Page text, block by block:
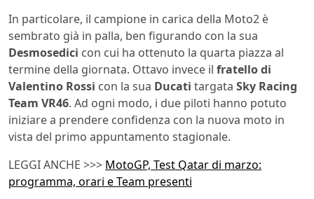
In particolare, il campione in carica della Moto2 è
sembrato già in palla, ben figurando con la sua
Desmosedici con cui ha ottenuto la quarta piazza al
termine della giornata. Ottavo invece il fratello di
Valentino Rossi con la sua Ducati targata Sky Racing
Team VR46. Ad ogni modo, i due piloti hanno potuto
iniziare a prendere confidenza con la nuova moto in
vista del primo appuntamento stagionale.
LEGGI ANCHE >>> MotoGP, Test Qatar di marzo:
programma, orari e Team presenti